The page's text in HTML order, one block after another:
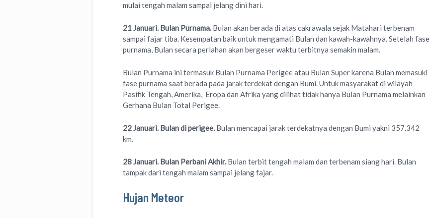
mulai tengah malam sampai jelang dini hari.
21 Januari. Bulan Purnama. Bulan akan berada di atas cakrawala sejak Matahari terbenam
sampai fajar tiba. Kesempatan baik untuk mengamati Bulan dan kawah-kawahnya. Setelah fase
purnama, Bulan secara perlahan akan bergeser waktu terbitnya semakin malam.
Bulan Purnama ini termasuk Bulan Purnama Perigee atau Bulan Super karena Bulan memasuki
fase purnama saat berada pada jarak terdekat dengan Bumi. Untuk masyarakat di wilayah
Pasifik Tengah, Amerika, Eropa dan Afrika yang dilihat tidak hanya Bulan Purnama melainkan
Gerhana Bulan Total Perigee.
22Januari. Bulan di perigee. Bulan mencapai jarak terdekatnya dengan Bumi yakni 357.342
km.
28 Januari. Bulan Perbani Akhir. Bulan terbit tengah malam dan terbenam siang hari. Bulan
tampak dari tengah malam sampai jelang fajar.
Hujan Meteor